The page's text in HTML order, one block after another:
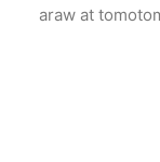
araw at